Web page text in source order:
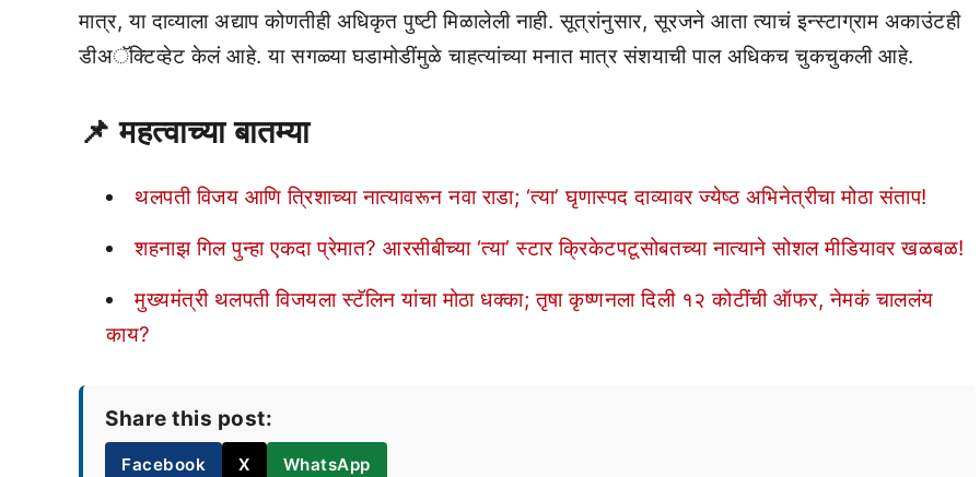
मात्र, या दाव्याला अद्याप कोणतीही अधिकृत पुष्टी मिळालेली नाही. सूत्रांनुसार, सूरजने आता त्याचं इन्स्टाग्राम अकाउंटही
डीअॅक्टिव्हेट केलं आहे. या सगळ्या घडामोडींमुळे चाहत्यांच्या मनात मात्र संशयाची पाल अधिकच चुकचुकली आहे.
📌महत्वाच्या बातम्या
थलपती विजय आणि त्रिशाच्या नात्यावरून नवा राडा; ‘त्या’ घृणास्पद दाव्यावर ज्येष्ठ अभिनेत्रीचा मोठा संताप!
शहनाझ गिल पुन्हा एकदा प्रेमात? आरसीबीच्या ‘त्या’ स्टार क्रिकेटपटूसोबतच्या नात्याने सोशल मीडियावर खळबळ!
मुख्यमंत्री थलपती विजयला स्टॅलिन यांचा मोठा धक्का; तृषा कृष्णनला दिली १२ कोटींची ऑफर, नेमकं चाललंय
काय?
Share this post:
Facebook X WhatsApp